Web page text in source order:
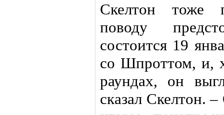
Скелтон тоже
поводу
состоится 19
со Шпроттом, и,
раундах, он
сказал Скелтон.